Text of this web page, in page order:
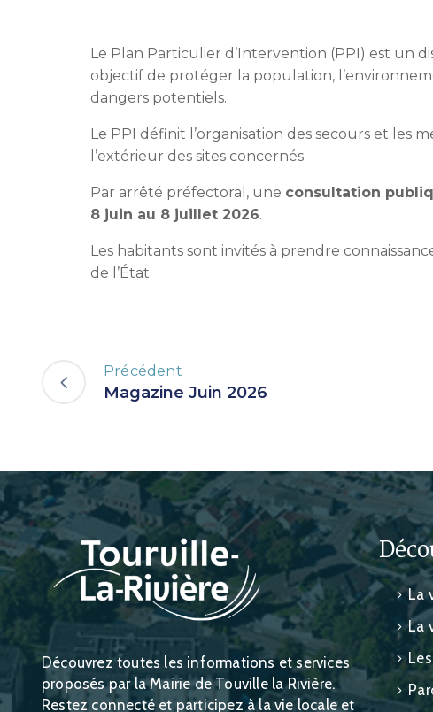
Le Plan Particulier d’Intervention (PPI) est un
objectif de protéger la population,
dangers potentiels.
Le PPI définit l’organisation des secours et les
l’extérieur des sites concernés.
Par arrêté préfectoral, une consultation
8 juin au 8 juillet 2026.
Les habitants sont invités à prendre
de l’État.
Précédent
Magazine Juin 2026
Découvrez toutes les informations et services
proposés par la Mairie de Touville la Rivière.
Restez connecté et participez à la vie locale et
La
La